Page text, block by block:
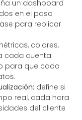
un dashboard
en el paso
para replicar
colores,
cada cuenta.
para que cada
define si
real, cada hora
del cliente